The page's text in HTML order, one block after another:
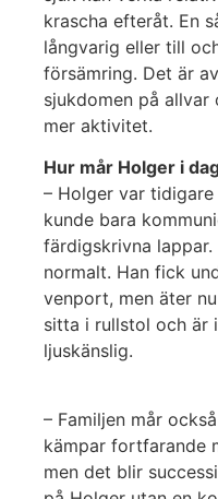
krascha efteråt. En
långvarig eller till
försämring. Det är
sjukdomen på
mer aktivitet.
Hur mår Holger i
– Holger var
kunde bara
färdigskrivna lappar.
normalt. Han fick
venport, men äter
sitta i rullstol och är
ljuskänslig.
– Familjen mår
kämpar fortfarande
men det blir